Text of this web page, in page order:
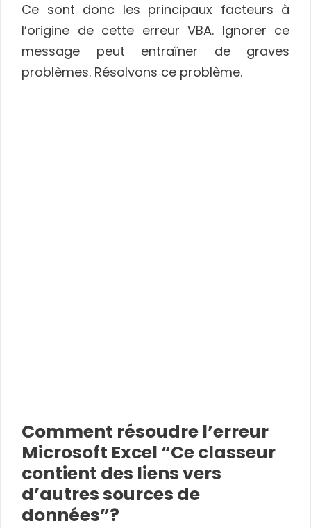
Ce sont donc les principaux facteurs à
l’origine de cette erreur VBA. Ignorer ce
message peut entraîner de graves
problèmes. Résolvons ce problème.
Comment résoudre l’erreur
Microsoft Excel “Ce classeur
contient des liens vers
d’autres sources de
données”?